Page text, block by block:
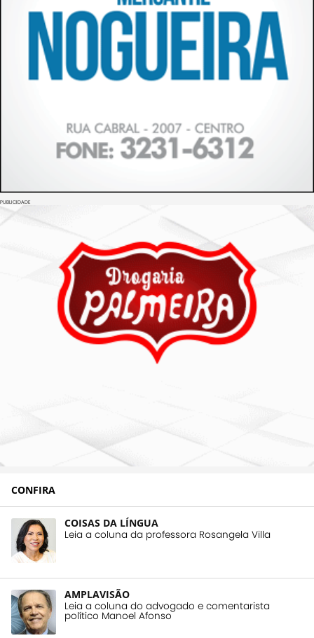
PUBLICIDADE
CONFIRA
COISAS DA LÍNGUA
Leia a coluna da professora Rosangela Villa
AMPLAVISÃO
Leia a coluna do advogado e comentarista
político Manoel Afonso